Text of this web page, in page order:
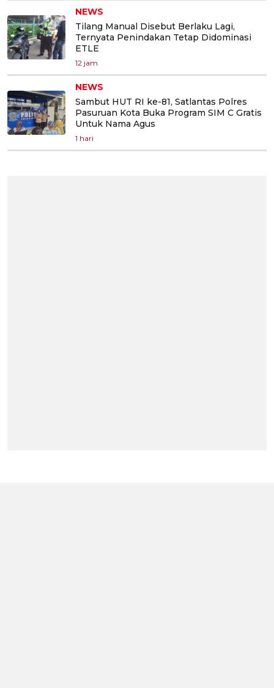
NEWS
Tilang Manual Disebut Berlaku Lagi,
Ternyata Penindakan Tetap Didominasi
ETLE
12 jam
NEWS
Sambut HUT RI ke-81, Satlantas Polres
Pasuruan Kota Buka Program SIM C Gratis
Untuk Nama Agus
1 hari